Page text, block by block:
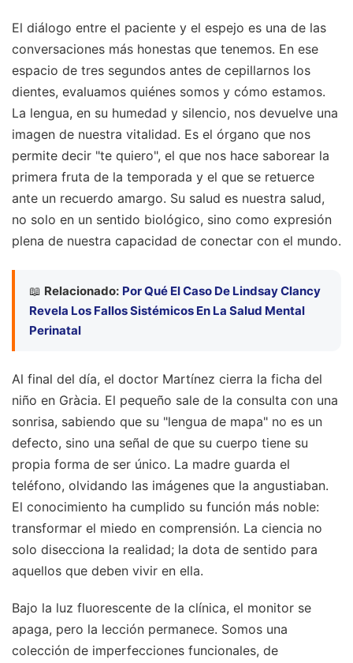
El diálogo entre el paciente y el espejo es una de las
conversaciones más honestas que tenemos. En ese
espacio de tres segundos antes de cepillarnos los
dientes, evaluamos quiénes somos y cómo estamos.
La lengua, en su humedad y silencio, nos devuelve una
imagen de nuestra vitalidad. Es el órgano que nos
permite decir "te quiero", el que nos hace saborear la
primera fruta de la temporada y el que se retuerce
ante un recuerdo amargo. Su salud es nuestra salud,
no solo en un sentido biológico, sino como expresión
plena de nuestra capacidad de conectar con el mundo.
📖 Relacionado: Por Qué El Caso De Lindsay Clancy
Revela Los Fallos Sistémicos En La Salud Mental
Perinatal
Al final del día, el doctor Martínez cierra la ficha del
niño en Gràcia. El pequeño sale de la consulta con una
sonrisa, sabiendo que su "lengua de mapa" no es un
defecto, sino una señal de que su cuerpo tiene su
propia forma de ser único. La madre guarda el
teléfono, olvidando las imágenes que la angustiaban.
El conocimiento ha cumplido su función más noble:
transformar el miedo en comprensión. La ciencia no
solo disecciona la realidad; la dota de sentido para
aquellos que deben vivir en ella.
Bajo la luz fluorescente de la clínica, el monitor se
apaga, pero la lección permanece. Somos una
colección de imperfecciones funcionales, de